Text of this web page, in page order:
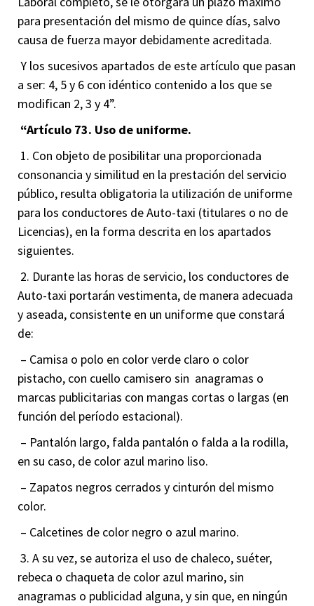
para presentación del mismo de quince días, salvo
causa de fuerza mayor debidamente acreditada.
Y los sucesivos apartados de este artículo que pasan
a ser: 4, 5 y 6 con idéntico contenido a los que se
modifican 2, 3 y 4”.
“Artículo 73. Uso de uniforme.
1. Con objeto de posibilitar una proporcionada
consonancia y similitud en la prestación del servicio
público, resulta obligatoria la utilización de uniforme
para los conductores de Auto-taxi (titulares o no de
Licencias), en la forma descrita en los apartados
siguientes.
2. Durante las horas de servicio, los conductores de
Auto-taxi portarán vestimenta, de manera adecuada
y aseada, consistente en un uniforme que constará
de:
– Camisa o polo en color verde claro o color
pistacho, con cuello camisero sin anagramas o
marcas publicitarias con mangas cortas o largas (en
función del período estacional).
– Pantalón largo, falda pantalón o falda a la rodilla,
en su caso, de color azul marino liso.
– Zapatos negros cerrados y cinturón del mismo
color.
– Calcetines de color negro o azul marino.
3. A su vez, se autoriza el uso de chaleco, suéter,
rebeca o chaqueta de color azul marino, sin
anagramas o publicidad alguna, y sin que, en ningún